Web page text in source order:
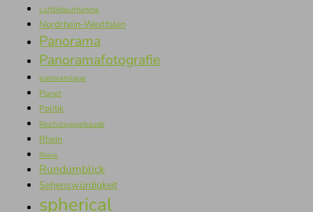
Luftbildaufnahme
Nordrhein-Westfalen
Panorama
Panoramafotografie
panoramique
Planet
Politik
Reichstagsgebäude
Rhein
Rhine
Rundumblick
Sehenswürdigkeit
spherical